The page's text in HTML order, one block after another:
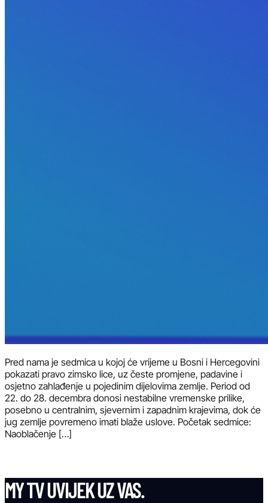
Pred nama je sedmica u kojoj će vrijeme u Bosni i Hercegovini
pokazati pravo zimsko lice, uz česte promjene, padavine i
osjetno zahlađenje u pojedinim dijelovima zemlje. Period od
22. do 28. decembra donosi nestabilne vremenske prilike,
posebno u centralnim, sjevernim i zapadnim krajevima, dok će
jug zemlje povremeno imati blaže uslove. Početak sedmice:
Naoblačenje […]
MY TV UVIJEK UZ VAS.